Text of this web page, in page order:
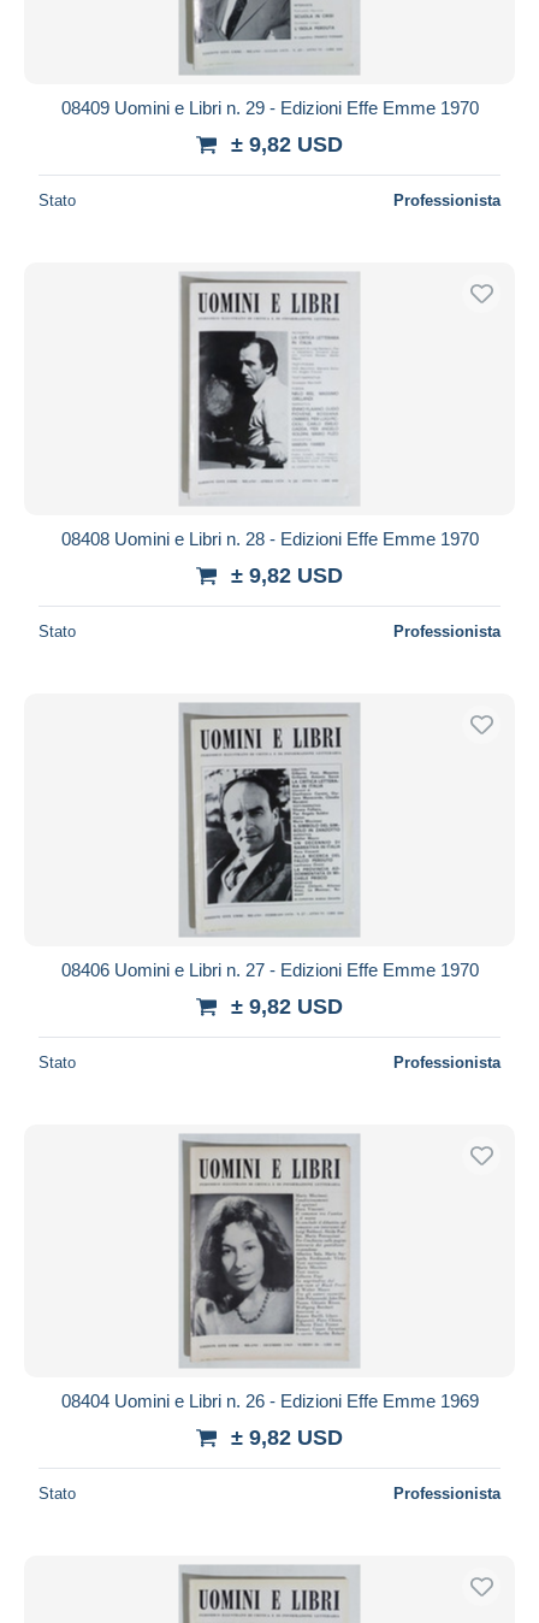
08409 Uomini e Libri n. 29 - Edizioni Effe Emme 1970
± 9,82 USD
Stato Professionista
08408 Uomini e Libri n. 28 - Edizioni Effe Emme 1970
± 9,82 USD
Stato Professionista
08406 Uomini e Libri n. 27 - Edizioni Effe Emme 1970
± 9,82 USD
Stato Professionista
08404 Uomini e Libri n. 26 - Edizioni Effe Emme 1969
± 9,82 USD
Stato Professionista